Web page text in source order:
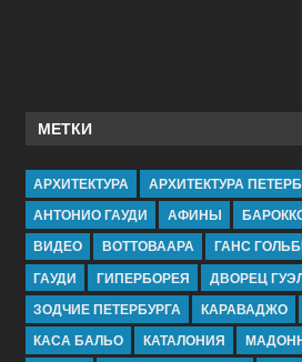
МЕТКИ
АРХИТЕКТУРА
АРХИТЕКТУРА
АНТОНИО ГАУДИ
АФИНЫ
ВИДЕО
ВОТТОВААРА
ГАНС
ГАУДИ
ГИПЕРБОРЕЯ ДВОРЕЦ
ЗОДЧИЕ ПЕТЕРБУРГА
КАРАВАДЖО
КАСА БАЛЬО
КАТАЛОНИЯ